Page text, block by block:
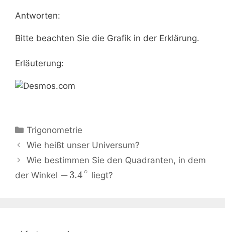
Antworten:
Bitte beachten Sie die Grafik in der Erklärung.
Erläuterung:
Kategorien
Trigonometrie
Beitrags-
Navigation
Wie heißt unser Universum?
Wie bestimmen Sie den Quadranten, in dem
der Winkel −3.4 ∘ liegt?